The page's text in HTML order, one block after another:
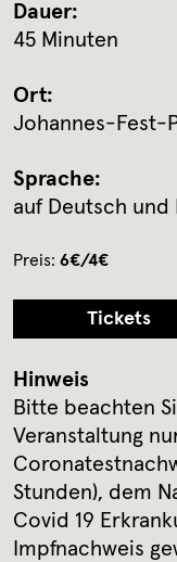
Dauer:
45 Minuten
Ort:
Johannes-Fest-
Sprache:
auf Deutsch und
Preis: 6€/4€
Tickets
Hinweis
Bitte beachten
Veranstaltung
Stunden), dem
Covid 19
Impfnachweis